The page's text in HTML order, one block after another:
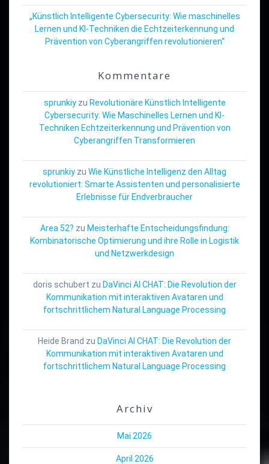
„Künstlich Intelligente Cybersecurity: Wie maschinelles
Lernen und KI-Techniken die Echtzeiterkennung und
Prävention von Cyberangriffen revolutionieren“
Kommentare
sprunkiyzu Revolutionäre Künstlich Intelligente
Cybersecurity: Wie Maschinelles Lernen und KI-
Techniken Echtzeiterkennung und Prävention von
Cyberangriffen Transformieren
sprunkiy zu Wie Künstliche Intelligenz den Alltag
revolutioniert: Smarte Assistenten und personalisierte
Erlebnisse für Endverbraucher
Area 52? zu Meisterhafte Entscheidungsfindung:
Kombinatorische Optimierung und ihre Rolle in Logistik
und Netzwerkdesign
doris schubert zu DaVinci AI CHAT: Die Revolution der
Kommunikation mit interaktiven Avataren und
fortschrittlichem Natural Language Processing
Heide Brand zu DaVinci AI CHAT: Die Revolution der
Kommunikation mit interaktiven Avataren und
fortschrittlichem Natural Language Processing
Archiv
Mai 2026
April 2026